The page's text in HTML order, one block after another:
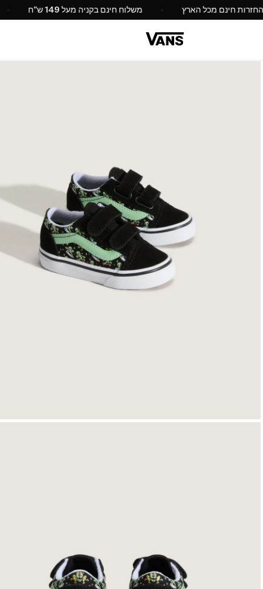
החלפות והחזרות חינם מכל הארץ משלוח חינם בקניה מעל 149 ש"ח